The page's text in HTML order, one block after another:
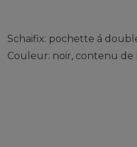
Schaifix: pochette á
Couleur: noir, contenu de